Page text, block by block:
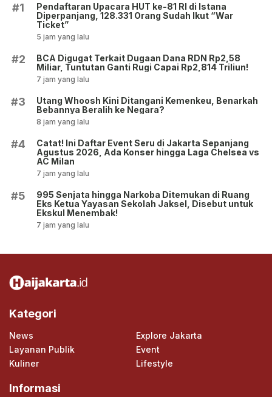
#1
Pendaftaran Upacara HUT ke-81 RI di Istana
Diperpanjang, 128.331 Orang Sudah Ikut “War
Ticket”
5 jam yang lalu
#2
BCA Digugat Terkait Dugaan Dana RDN Rp2,58
Miliar, Tuntutan Ganti Rugi Capai Rp2,814 Triliun!
7 jam yang lalu
#3
Utang Whoosh Kini Ditangani Kemenkeu, Benarkah
Bebannya Beralih ke Negara?
8 jam yang lalu
#4
Catat! Ini Daftar Event Seru di Jakarta Sepanjang
Agustus 2026, Ada Konser hingga Laga Chelsea vs
AC Milan
7 jam yang lalu
#5
995 Senjata hingga Narkoba Ditemukan di Ruang
Eks Ketua Yayasan Sekolah Jaksel, Disebut untuk
Ekskul Menembak!
7 jam yang lalu
Kategori
News
Explore Jakarta
Layanan Publik
Event
Kuliner
Lifestyle
Informasi